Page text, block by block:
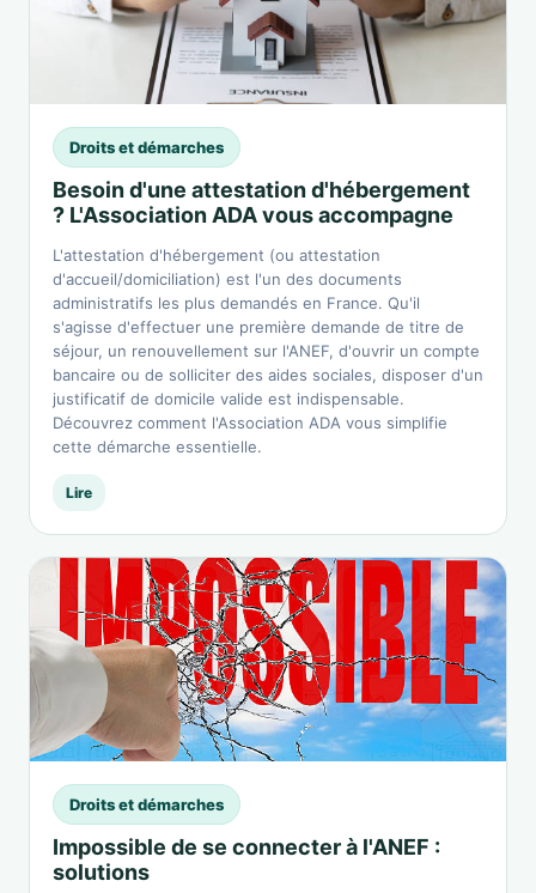
Droits et démarches
Besoin d'une attestation d'hébergement
? L'Association ADA vous accompagne
L'attestation d'hébergement (ou attestation
d'accueil/domiciliation) est l'un des documents
administratifs les plus demandés en France. Qu'il
s'agisse d'effectuer une première demande de titre de
séjour, un renouvellement sur l'ANEF, d'ouvrir un compte
bancaire ou de solliciter des aides sociales, disposer d'un
justificatif de domicile valide est indispensable.
Découvrez comment l'Association ADA vous simplifie
cette démarche essentielle.
Lire
Droits et démarches
Impossible de se connecter à l'ANEF :
solutions